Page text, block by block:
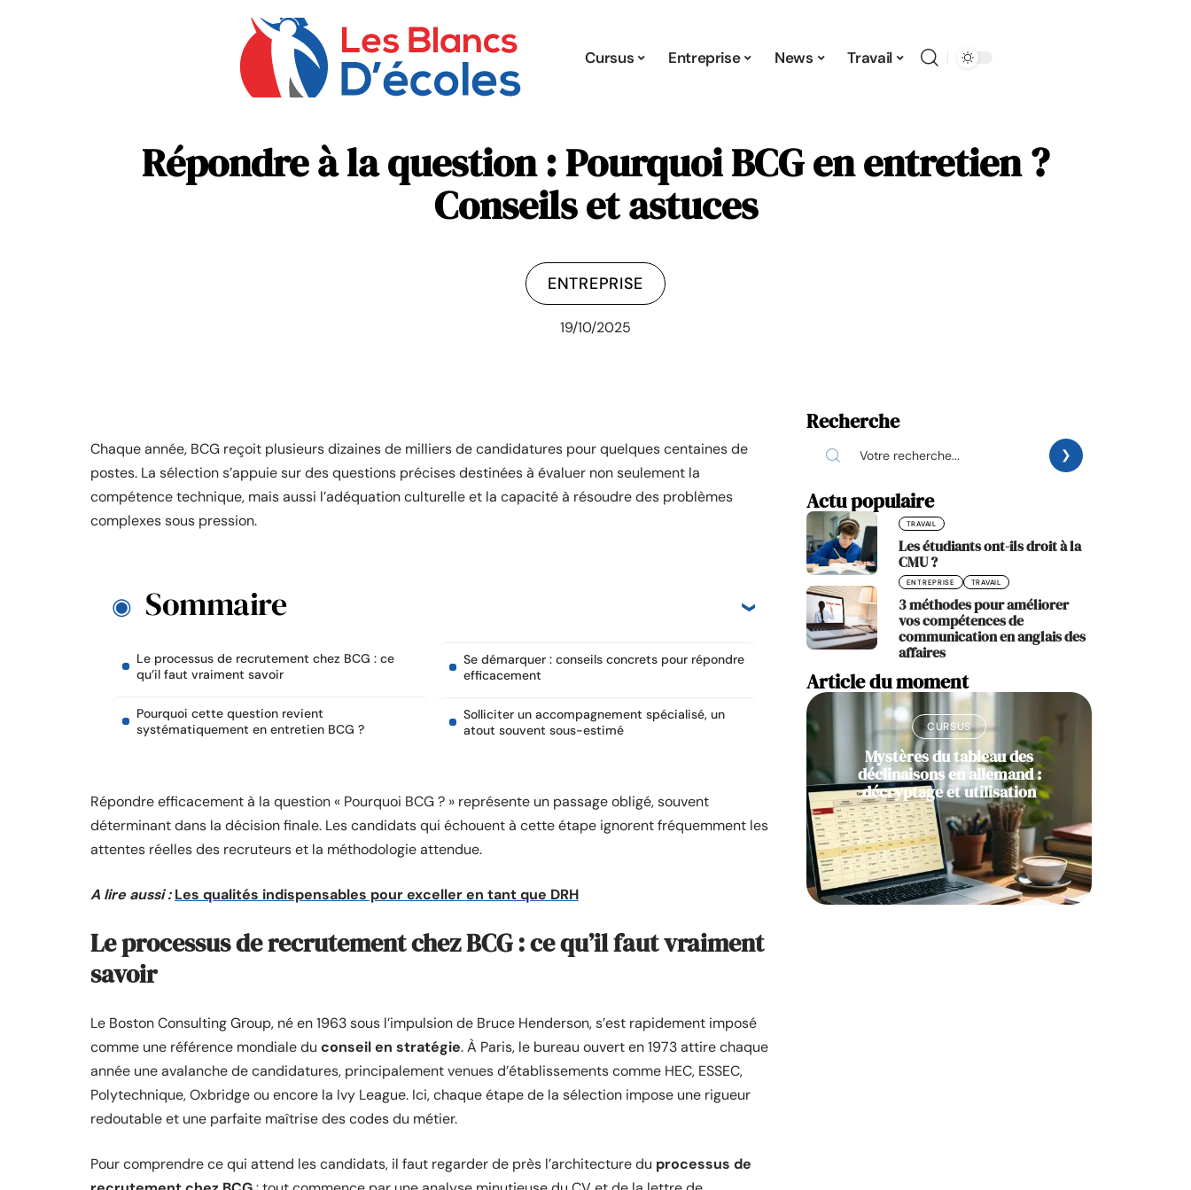
Cursus Entreprise News Travail
Répondre à la question : Pourquoi BCG en entretien ?
Conseils et astuces
ENTREPRISE
19/10/2025
Chaque année, BCG reçoit plusieurs dizaines de milliers de candidatures pour quelques centaines de
postes. La sélection s’appuie sur des questions précises destinées à évaluer non seulement la
compétence technique, mais aussi l’adéquation culturelle et la capacité à résoudre des problèmes
complexes sous pression.
Sommaire
Le processus de recrutement chez BCG : ce
qu’il faut vraiment savoir
Pourquoi cette question revient
systématiquement en entretien BCG ?
Se démarquer : conseils concrets pour répondre
efficacement
Solliciter un accompagnement spécialisé, un
atout souvent sous-estimé
Répondre efficacement à la question « Pourquoi BCG ? » représente un passage obligé, souvent
déterminant dans la décision finale. Les candidats qui échouent à cette étape ignorent fréquemment les
attentes réelles des recruteurs et la méthodologie attendue.
A lire aussi : Les qualités indispensables pour exceller en tant que DRH
Le processus de recrutement chez BCG : ce qu’il faut vraiment
savoir
Le Boston Consulting Group, né en 1963 sous l’impulsion de Bruce Henderson, s’est rapidement imposé
comme une référence mondiale du conseil en stratégie. À Paris, le bureau ouvert en 1973 attire chaque
année une avalanche de candidatures, principalement venues d’établissements comme HEC, ESSEC,
Polytechnique, Oxbridge ou encore la Ivy League. Ici, chaque étape de la sélection impose une rigueur
redoutable et une parfaite maîtrise des codes du métier.
Pour comprendre ce qui attend les candidats, il faut regarder de près l’architecture du processus de
Recherche
Actu populaire
TRAVAIL
Les étudiants ont-ils droit à la
CMU ?
ENTREPRISE TRAVAIL
3 méthodes pour améliorer
vos compétences de
communication en anglais des
affaires
Article du moment
CURSUS
Mystères du tableau des
déclinaisons en allemand :
décryptage et utilisation